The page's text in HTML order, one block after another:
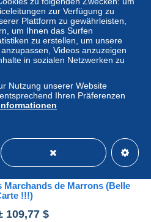
Privatperson
Marchands de Marrons (Belle
!!!)
109,77 $
zur Verfügung zu
Plattform zu gewährleisten,
um Ihnen das Surfen
zu erstellen, um unsere
Videos anzuzeigen
in sozialen Netzwerken zu
Nutzung unserer Website
Ihren Präferenzen